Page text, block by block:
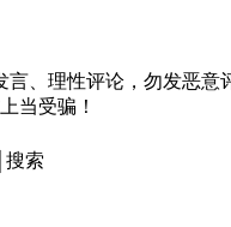
、理性评论，勿发恶意
当受骗！
搜索